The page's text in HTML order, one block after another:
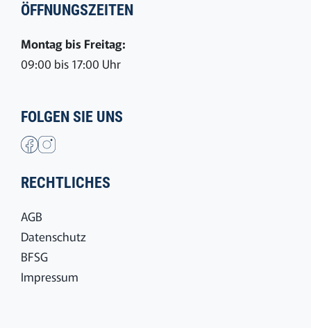
ÖFFNUNGSZEITEN
Montag bis Freitag:
09:00 bis 17:00 Uhr
FOLGEN SIE UNS
RECHTLICHES
AGB
Datenschutz
BFSG
Impressum